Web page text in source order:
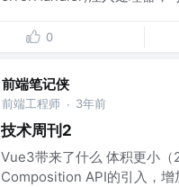
0
前端笔记侠
前端工程师 · 3年前
技术周刊2
Vue3带来了什么 体积更小
Composition API的引入，